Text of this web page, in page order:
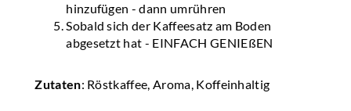
hinzufügen - dann umrühren
Sobald sich der Kaffeesatz am Boden
abgesetzt hat - EINFACH GENIEßEN
Zutaten: Röstkaffee, Aroma, Koffeinhaltig